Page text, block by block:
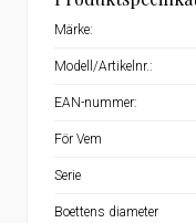
Märke:
Modell/Artikelnr.:
EAN-nummer:
För Vem
Serie
Boettens diameter